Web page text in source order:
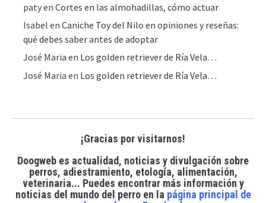
patyenCortes en las almohadillas, cómo actuar
Isabel enCaniche Toy del Nilo en opiniones y reseñas:
qué debes saber antes de adoptar
José Maria en Los golden retriever de Ría Vela…
José Maria en Los golden retriever de Ría Vela…
¡Gracias por visitarnos!
Doogweb es actualidad, noticias y divulgación sobre
perros, adiestramiento, etología, alimentación,
veterinaria... Puedes encontrar más información y
noticias del mundo del perroen la página principal de